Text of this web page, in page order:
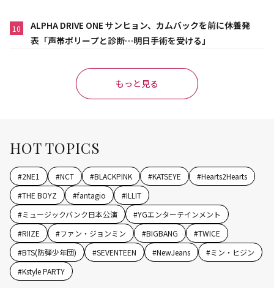
10
ALPHA DRIVE ONE サンヒョン、カムバックを前に休養発
表「声帯ポリープと診断…明日手術を受ける」
もっと見る
HOT TOPICS
#2NE1 #NCT #BLACKPINK #KATSEYE #Hearts2Hearts
#THE BOYZ #fantagio #ILLIT
#ミュージックバンク日本公演 #YGエンターテインメント
#RIIZE #ファン・ジョンミン #BIGBANG #TWICE
#BTS(防弾少年団) #SEVENTEEN #NewJeans #ミン・ヒジン
#Kstyle PARTY